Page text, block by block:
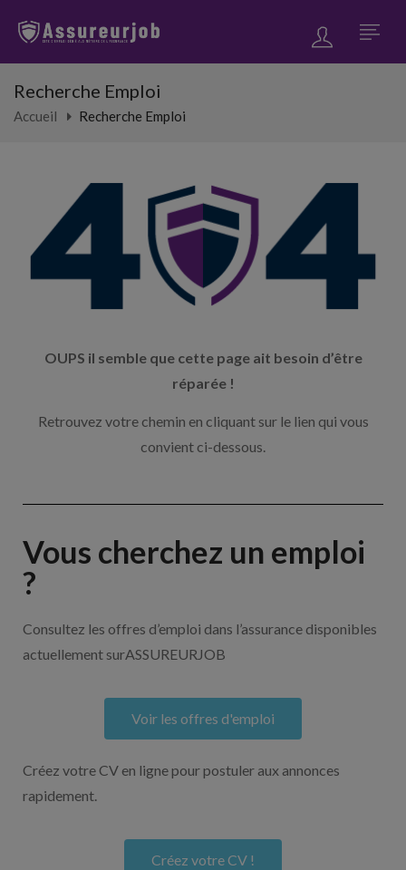
Recherche Emploi
Accueil Recherche Emploi
OUPS il semble que cette page ait besoin d’être
réparée !
Retrouvez votre chemin en cliquant sur le lien qui vous
convient ci-dessous.
Vous cherchez un emploi
?
Consultez les offres d’emploi dans l’assurance disponibles
actuellement surASSUREURJOB
Voir les offres d'emploi
Créez votre CV en ligne pour postuler aux annonces
rapidement.
Créez votre CV !